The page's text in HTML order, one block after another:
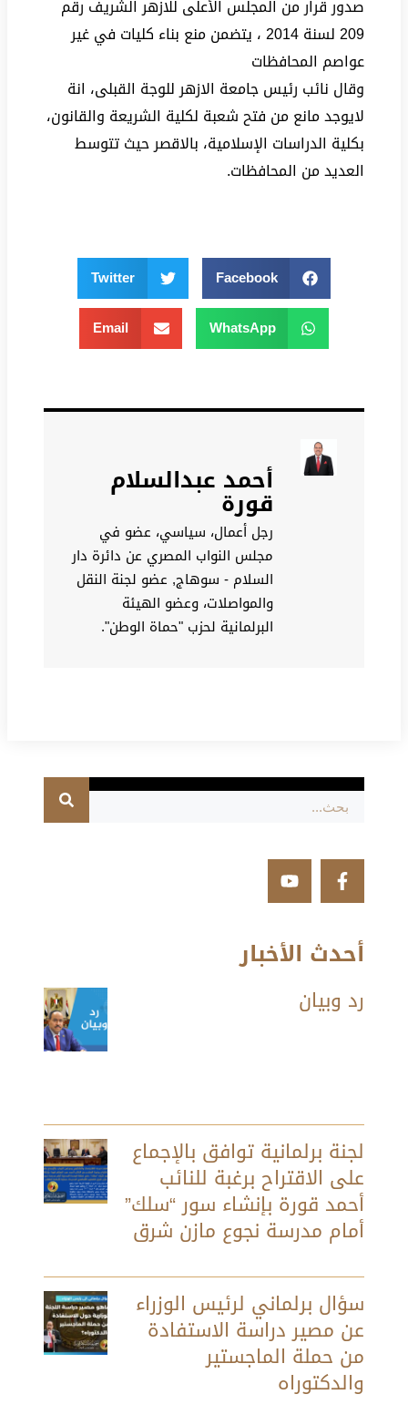
صدور قرار من المجلس الأعلى للازهر الشريف رقم
209 لسنة 2014 ، يتضمن منع بناء كليات في غير
عواصم المحافظات
وقال نائب رئيس جامعة الازهر للوجة القبلى، انة
لايوجد مانع من فتح شعبة لكلية الشريعة والقانون،
بكلية الدراسات الإسلامية، بالاقصر حيث تتوسط
العديد من المحافظات.
Facebook
Twitter
WhatsApp
Email
أحمد عبدالسلام
قورة
رجل أعمال، سياسي، عضو في
مجلس النواب المصري عن دائرة دار
السلام - سوهاج, عضو لجنة النقل
والمواصلات، وعضو الهيئة
البرلمانية لحزب "حماة الوطن".
أحدث الأخبار
رد وبيان
لجنة برلمانية توافق بالإجماع
على الاقتراح برغبة للنائب
أحمد قورة بإنشاء سور “سلك”
أمام مدرسة نجوع مازن شرق
سؤال برلماني لرئيس الوزراء
عن مصير دراسة الاستفادة
من حملة الماجستير
والدكتوراه